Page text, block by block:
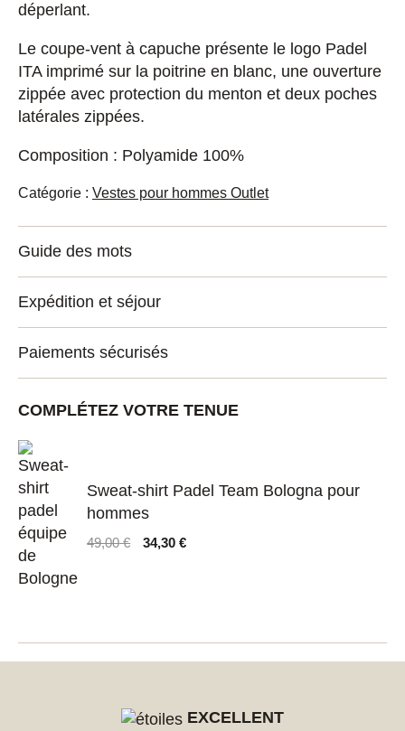
déperlant.
Le coupe-vent à capuche présente le logo Padel
ITA imprimé sur la poitrine en blanc, une ouverture
zippée avec protection du menton et deux poches
latérales zippées.
Composition : Polyamide 100%
Catégorie : Vestes pour hommes Outlet
Guide des mots
Expédition et séjour
Paiements sécurisés
COMPLÉTEZ VOTRE TENUE
Sweat-shirt Padel Team Bologna pour
hommes
49,00 €
Le
34,30 €Le
EXCELLENT